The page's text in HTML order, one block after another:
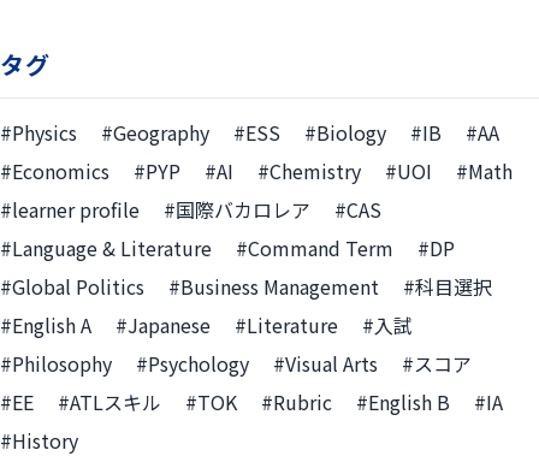
タグ
#Physics #Geography #ESS #Biology #IB
#AA
#Economics
#PYP #AI #Chemistry #UOI
#Math
#learner profile
#国際バカロレア
#CAS
#Language & Literature
#Command Term
#DP
#Global Politics
#Business Management
#科目選択
#English A
#Japanese #Literature
#入試
#Philosophy
#Psychology #Visual Arts
#スコア
#EE
#ATLスキル #TOK #Rubric #English B
#IA
#History